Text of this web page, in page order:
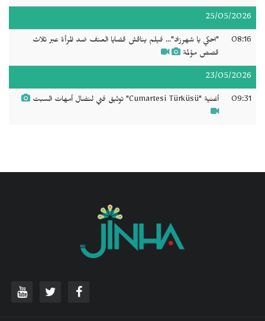
25/05/2026
08:16
"احكي يا شهرزاد"... فيلم يناقش قضايا العنف ضد المرأة عبر ثلاث
قصص مؤلمة
23/05/2026
09:31 أغنية "Cumartesi Türküsü" توثيق فني لنضال أمهات السبت